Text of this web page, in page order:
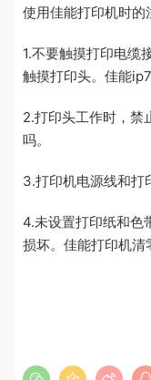
使用佳能打印机时的
1.不要触摸打印电缆
触摸打印头。佳能
2.打印头工作时，禁
吗。
3.打印机电源线和打
4.未设置打印纸和色
损坏。佳能打印机清